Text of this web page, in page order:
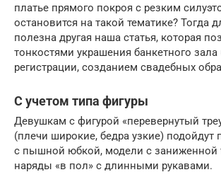
платье прямого покроя с резким
остановится на такой тематике? Тогда
полезна другая наша статья, которая
тонкостями украшения банкетного
регистрации, созданием свадебных
С учетом типа фигуры
Девушкам с фигурой «перевернутый
(плечи широкие, бедра узкие) подойдут
с пышной юбкой, модели с заниженной
наряды «в пол» с длинными рукавами.